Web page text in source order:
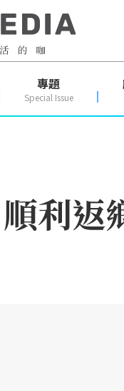
專題
Special Issue
利返